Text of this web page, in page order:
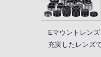
Eマウントレン
充実したレンズ